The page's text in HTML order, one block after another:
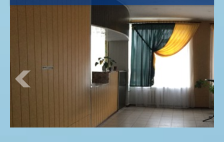
Прозорість та інформаційна відкритість
Адміністрація ліцею